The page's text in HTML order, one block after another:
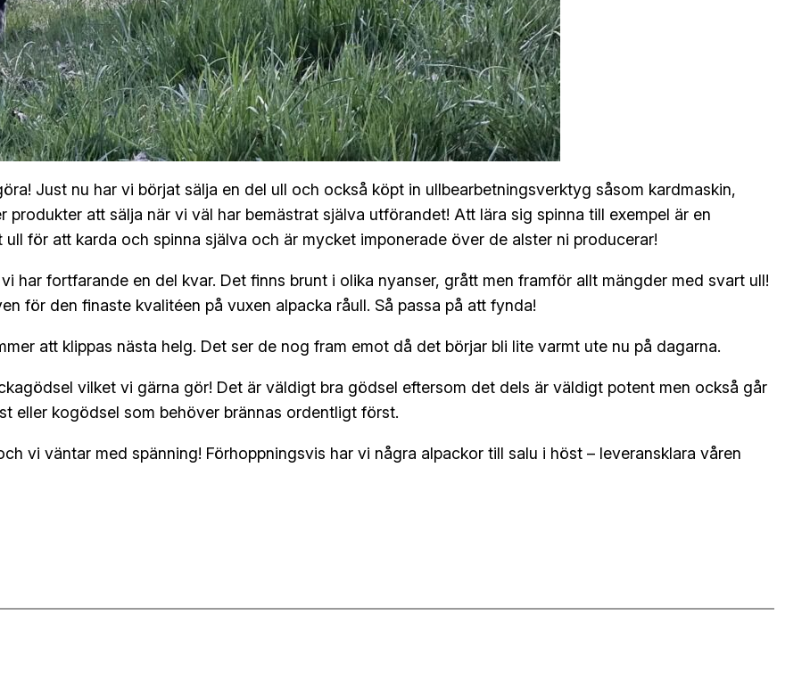
Just nu har vi börjat sälja en del ull och också köpt in ullbearbetningsverktyg såsom kardmaskin,
att sälja när vi väl har bemästrat själva utförandet! Att lära sig spinna till exempel är en
för att karda och spinna själva och är mycket imponerade över de alster ni producerar!
har fortfarande en del kvar. Det finns brunt i olika nyanser, grått men framför allt mängder med svart ull!
för den finaste kvalitéen på vuxen alpacka råull. Så passa på att fynda!
att klippas nästa helg. Det ser de nog fram emot då det börjar bli lite varmt ute nu på dagarna.
vilket vi gärna gör! Det är väldigt bra gödsel eftersom det dels är väldigt potent men också går
eller kogödsel som behöver brännas ordentligt först.
vi väntar med spänning! Förhoppningsvis har vi några alpackor till salu i höst – leveransklara våren